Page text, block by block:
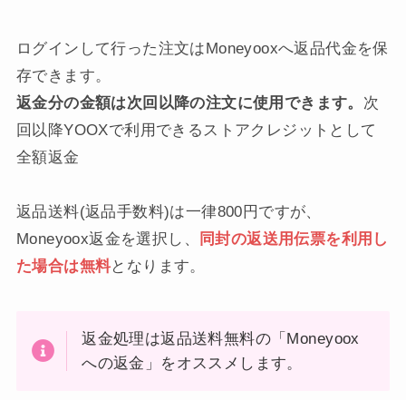
ログインして行った注文はMoneyooxへ返品代金を保
存できます。
返金分の金額は次回以降の注文に使用できます。 次
回以降YOOXで利用できるストアクレジットとして
全額返金
返品送料(返品手数料)は一律800円ですが、
Moneyoox返金を選択し、
同封の返送用伝票を利用し
た場合は無料となります。
返金処理は返品送料無料の「Moneyoox
への返金」をオススメします。